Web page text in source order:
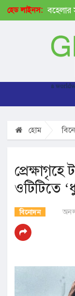
হেড লাইনস:
গ্রহণে অবহেলার
হোম
ওটিটিতে
বিনোদন